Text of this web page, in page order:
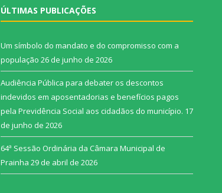
ÚLTIMAS PUBLICAÇÕES
Um símbolo do mandato e do compromisso com a
população 26 de junho de 2026
Audiência Pública para debater os descontos
indevidos em aposentadorias e benefícios pagos
pela Previdência Social aos cidadãos do município. 17
de junho de 2026
64ª Sessão Ordinária da Câmara Municipal de
Prainha 29 de abril de 2026